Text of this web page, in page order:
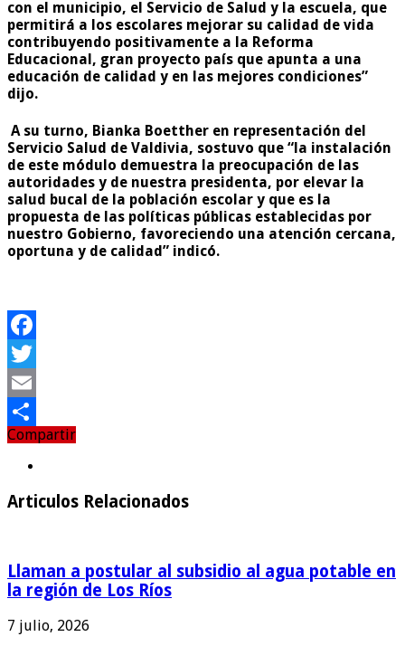
con el municipio, el Servicio de Salud y la escuela, que
permitirá a los escolares mejorar su calidad de vida
contribuyendo positivamente a la Reforma
Educacional, gran proyecto país que apunta a una
educación de calidad y en las mejores condiciones”
dijo.
A su turno, Bianka Boetther en representación del
Servicio Salud de Valdivia, sostuvo que “la instalación
de este módulo demuestra la preocupación de las
autoridades y de nuestra presidenta, por elevar la
salud bucal de la población escolar y que es la
propuesta de las políticas públicas establecidas por
nuestro Gobierno, favoreciendo una atención cercana,
oportuna y de calidad” indicó.
Facebook
Twitter
Email
Compartir
Compartir
Articulos Relacionados
Llaman a postular al subsidio al agua potable en
la región de Los Ríos
7 julio, 2026